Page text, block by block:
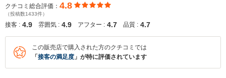
クチコミ総合評価： 4.8
（投稿数1433件）
接客 : 4.9 雰囲気 : 4.9 アフター : 4.7 品質 : 4.7
この販売店で購入された方のクチコミでは
「 接客の満足度 」が特に評価されています